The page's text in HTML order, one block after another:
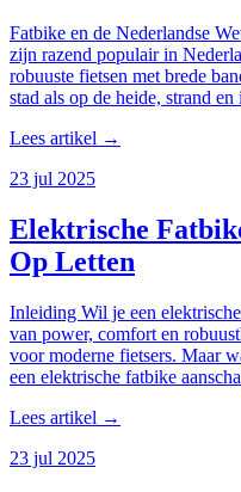
Fatbike en de Nederlandse
zijn razend populair in
robuuste fietsen met brede
stad als op de heide, strand en
Lees artikel →
23 jul 2025
Elektrische
Op Letten
Inleiding Wil je een
van power, comfort en
voor moderne fietsers. Maar
een elektrische fatbike
Lees artikel →
23 jul 2025